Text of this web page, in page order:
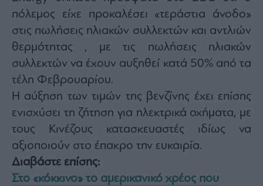
πόλεμος είχε προκαλέσει «τεράστια άνοδο»
στις πωλήσεις ηλιακών συλλεκτών και αντλιών
θερμότητας , με τις πωλήσεις ηλιακών
συλλεκτών να έχουν αυξηθεί κατά 50% από τα
τέλη Φεβρουαρίου.
Η αύξηση των τιμών της βενζίνης έχει επίσης
ενισχύσει τη ζήτηση για ηλεκτρικά οχήματα, με
τους Κινέζους κατασκευαστές ιδίως να
αξιοποιούν στο έπακρο την ευκαιρία.
Διαβάστε επίσης:
Στο «κόκκινο» το αμερικανικό χρέος που